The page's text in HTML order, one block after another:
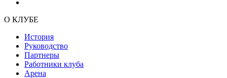
О КЛУБЕ
История
Руководство
Партнеры
Работники клуба
Арена